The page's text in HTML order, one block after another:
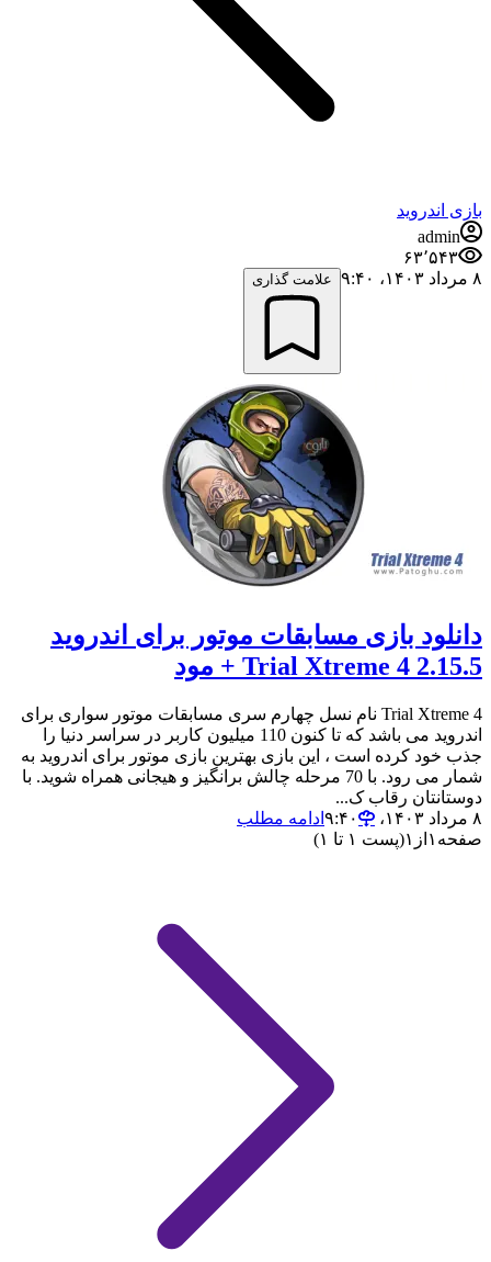
بازی اندروید
admin
۶۳٬۵۴۳
۸ مرداد ۱۴۰۳،‏ ۹:۴۰
علامت گذاری
دانلود بازی مسابقات موتور برای اندروید
Trial Xtreme 4 2.15.5 + مود
Trial Xtreme 4 نام نسل چهارم سری مسابقات موتور سواری برای
اندروید می باشد که تا کنون 110 میلیون کاربر در سراسر دنیا را
جذب خود کرده است ، این بازی بهترین بازی موتور برای اندروید به
شمار می رود. با 70 مرحله چالش برانگیز و هیجانی همراه شوید. با
دوستانتان رقاب ک...
۸ مرداد ۱۴۰۳،‏ ۹:۴۰
ادامه مطلب
صفحه ۱ از ۱(پست ۱ تا ۱)